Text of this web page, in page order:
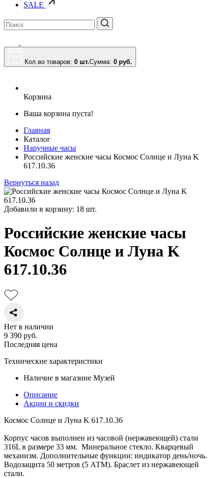
SALE
Кол.во товаров: 0 шт.Сумма: 0 руб.
Корзина
Ваша корзина пуста!
Главная
Каталог
Наручные часы
Российские женские часы Космос Солнце и Луна K
617.10.36
Вернуться назад
Добавили в корзину: 18 шт.
Российские женские часы
Космос Солнце и Луна K
617.10.36
Нет в наличии
9 390 руб.
Последняя цена
Технические характеристики
Наличие в магазине Музей
Описание
Акции и скидки
Космос Солнце и Луна K 617.10.36
Корпус часов выполнен из часовой (нержавеющей) стали
316L в размере 33 мм. Минеральное стекло. Кварцевый
механизм. Дополнительные функции: индикатор день/ночь.
Водозащита 50 метров (5 АТМ). Браслет из нержавеющей
стали.